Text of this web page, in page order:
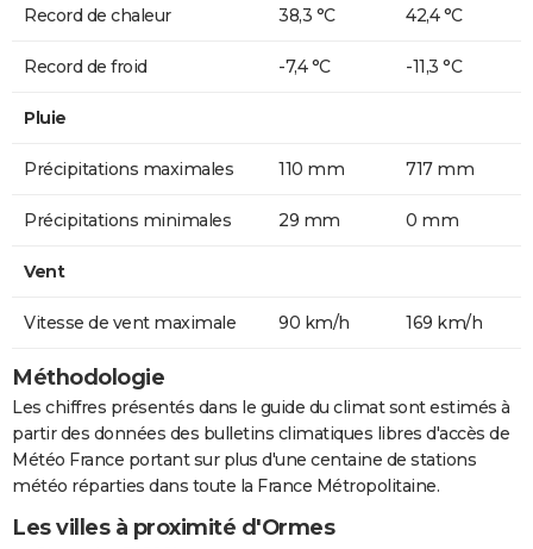
Record de chaleur 38,3 °C 42,4 °C
Record de froid -7,4 °C -11,3 °C
Pluie
Précipitations maximales 110 mm 717 mm
Précipitations minimales 29 mm 0 mm
Vent
Vitesse de vent maximale 90 km/h 169 km/h
Méthodologie
Les chiffres présentés dans le guide du climat sont estimés à
partir des données des bulletins climatiques libres d'accès de
Météo France portant sur plus d'une centaine de stations
météo réparties dans toute la France Métropolitaine.
Les villes à proximité d'Ormes